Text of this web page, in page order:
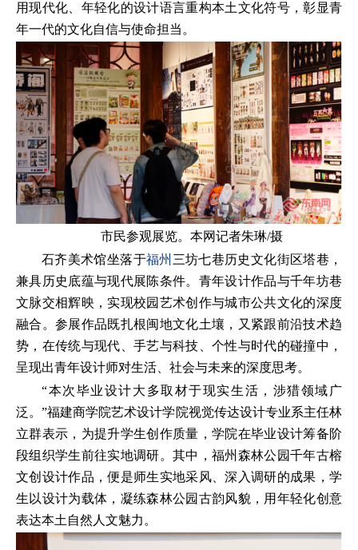
用现代化、年轻化的设计语言重构本土文化符号，彰显青
年一代的文化自信与使命担当。
市民参观展览。本网记者朱琳/摄
石齐美术馆坐落于福州 三坊七巷历史文化街区塔巷，
兼具历史底蕴与现代展陈条件。青年设计作品与千年坊巷
文脉交相辉映，实现校园艺术创作与城市公共文化的深度
融合。参展作品既扎根闽地文化土壤，又紧跟前沿技术趋
势，在传统与现代、手艺与科技、个性与时代的碰撞中，
呈现出青年设计师对生活、社会与未来的深度思考。
“本次毕业设计大多取材于现实生活，涉猎领域广
泛。”福建商学院艺术设计学院视觉传达设计专业系主任林
立群表示，为提升学生创作质量，学院在毕业设计筹备阶
段组织学生前往实地调研。其中，福州森林公园千年古榕
文创设计作品，便是师生实地采风、深入调研的成果，学
生以设计为载体，凝练森林公园古韵风貌，用年轻化创意
表达本土自然人文魅力。